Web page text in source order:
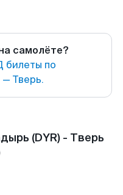
самолёте?
по
Тверь.
(DYR) - Тверь